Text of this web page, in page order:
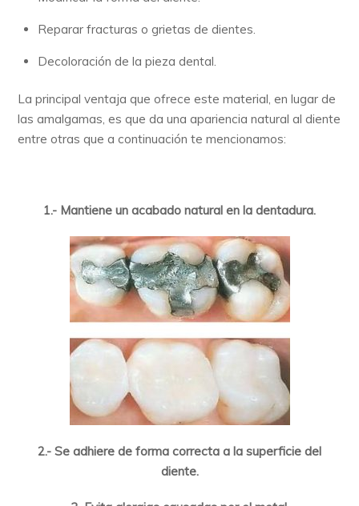
Reparar fracturas o grietas de dientes.
Decoloración de la pieza dental.
La principal ventaja que ofrece este material, en lugar de
las amalgamas, es que da una apariencia natural al diente
entre otras que a continuación te mencionamos:
1.- Mantiene un acabado natural en la dentadura.
2.- Se adhiere de forma correcta a la superficie del
diente.